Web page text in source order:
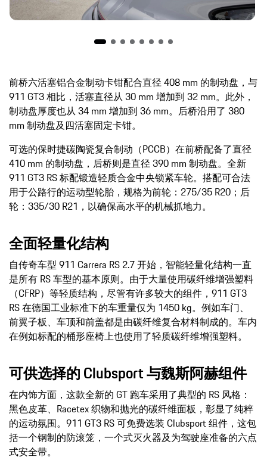
前桥六活塞铝合金制动卡钳配合直径 408 mm 的制动盘，与
911 GT3 相比，活塞直径从 30 mm 增加到 32 mm。此外，
制动盘厚度也从 34 mm 增加到 36 mm。后桥沿用了 380
mm 制动盘及四活塞固定卡钳。
可选的保时捷碳陶瓷复合制动（PCCB）在前桥配备了直径
410 mm 的制动盘，后桥则是直径 390 mm 制动盘。全新
911 GT3 RS 标配锻造轻质合金中央锁紧车轮。搭配可合法
用于公路行的运动型轮胎，规格为前轮：275/35 R20；后
轮：335/30 R21，以确保高水平的机械抓地力。
全面轻量化结构
自传奇车型 911 Carrera RS 2.7 开始，智能轻量化结构一直
是所有 RS 车型的基本原则。由于大量使用碳纤维增强塑料
（CFRP）等轻质结构，尽管有许多较大的组件，911 GT3
RS 在德国工业标准下的车重量仅为 1450 kg。例如车门、
前翼子板、车顶和前盖都是由碳纤维复合材料制成的。车内
在例如标配的桶形座椅上也使用了轻质碳纤维增强塑料。
可供选择的 Clubsport 与魏斯阿赫组件
在内饰方面，这款全新的 GT 跑车采用了典型的 RS 风格：
黑色皮革、Racetex 织物和抛光的碳纤维面板，彰显了纯粹
的运动氛围。911 GT3 RS 可免费选装 Clubsport 组件，这包
括一个钢制的防滚笼，一个式灭火器及为驾驶座准备的六点
式安全带。